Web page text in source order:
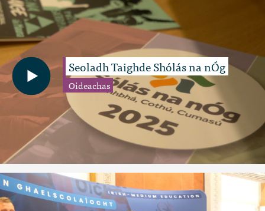
Seoladh Taighde Shólás na nÓg
Oideachas